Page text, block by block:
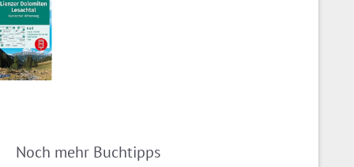
Noch mehr Buchtipps